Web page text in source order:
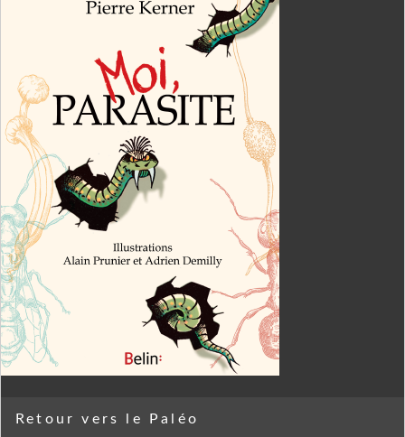
Retour vers le Paléo